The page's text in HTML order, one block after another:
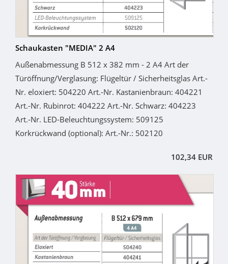
Schaukasten "MEDIA" 2 A4
Außenabmessung B 512 x 382 mm - 2 A4 Art der
Türöffnung/Verglasung: Flügeltür / Sicherheitsglas Art.-
Nr. eloxiert: 504220 Art.-Nr. Kastanienbraun: 404221
Art.-Nr. Rubinrot: 404222 Art.-Nr. Schwarz: 404223
Art.-Nr. LED-Beleuchtungssystem: 509125
Korkrückwand (optional): Art.-Nr.: 502120
102,34 EUR